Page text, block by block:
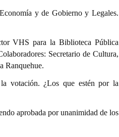
y de Gobierno y Legales.
VHS para la Biblioteca Pública
Secretario de Cultura,
Ranquehue.
votación. ¿Los que estén por la
aprobada por unanimidad de los